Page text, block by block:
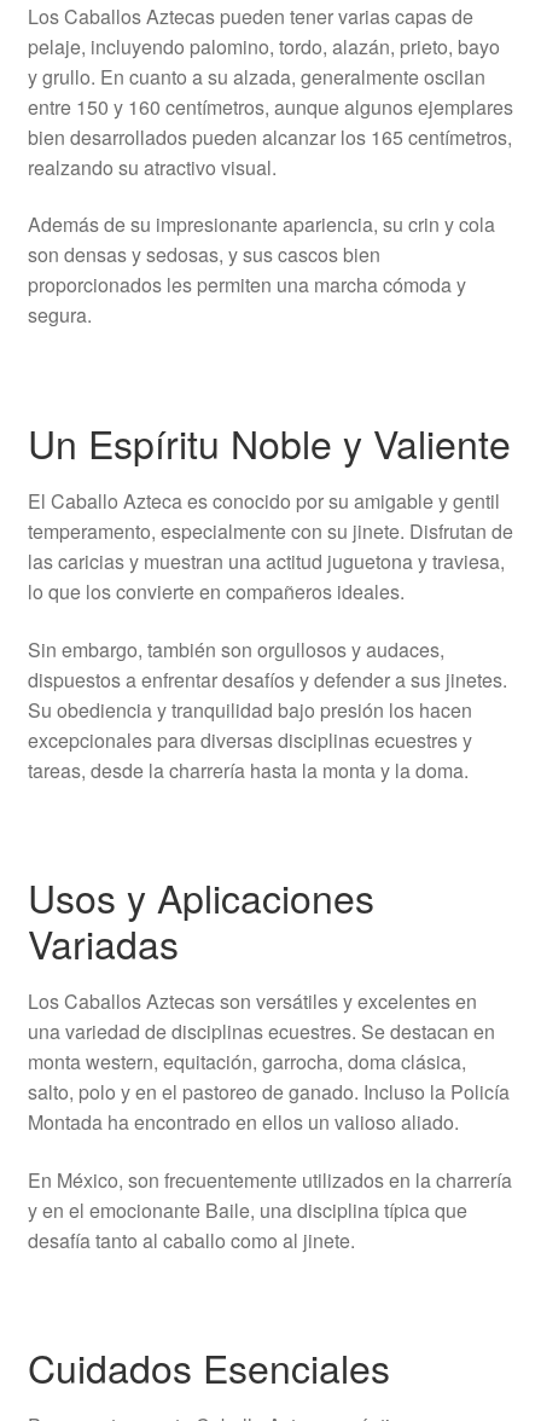
Los Caballos Aztecas pueden tener varias capas de
pelaje, incluyendo palomino, tordo, alazán, prieto, bayo
y grullo. En cuanto a su alzada, generalmente oscilan
entre 150 y 160 centímetros, aunque algunos ejemplares
bien desarrollados pueden alcanzar los 165 centímetros,
realzando su atractivo visual.
Además de su impresionante apariencia, su crin y cola
son densas y sedosas, y sus cascos bien
proporcionados les permiten una marcha cómoda y
segura.
Un Espíritu Noble y Valiente
El Caballo Azteca es conocido por su amigable y gentil
temperamento, especialmente con su jinete. Disfrutan de
las caricias y muestran una actitud juguetona y traviesa,
lo que los convierte en compañeros ideales.
Sin embargo, también son orgullosos y audaces,
dispuestos a enfrentar desafíos y defender a sus jinetes.
Su obediencia y tranquilidad bajo presión los hacen
excepcionales para diversas disciplinas ecuestres y
tareas, desde la charrería hasta la monta y la doma.
Usos y Aplicaciones
Variadas
Los Caballos Aztecas son versátiles y excelentes en
una variedad de disciplinas ecuestres. Se destacan en
monta western, equitación, garrocha, doma clásica,
salto, polo y en el pastoreo de ganado. Incluso la Policía
Montada ha encontrado en ellos un valioso aliado.
En México, son frecuentemente utilizados en la charrería
y en el emocionante Baile, una disciplina típica que
desafía tanto al caballo como al jinete.
Cuidados Esenciales